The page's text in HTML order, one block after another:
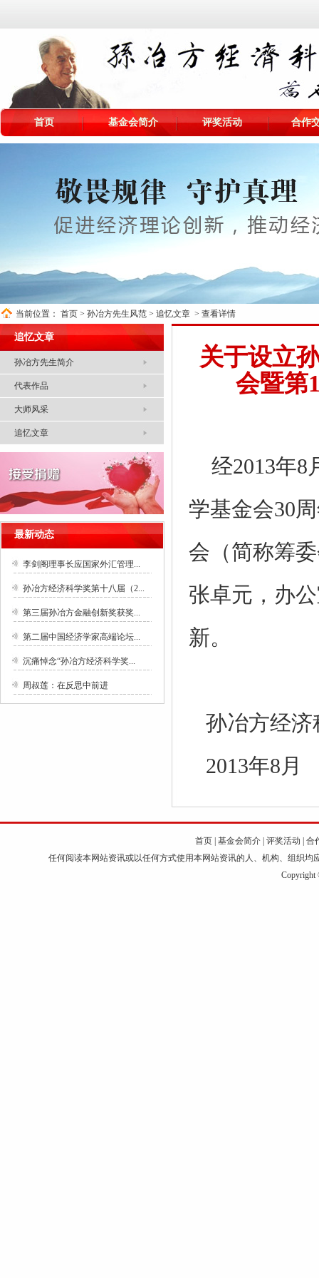
首页 基金会简介 评奖活动 合作
当前位置： 首页 > 孙冶方先生风范 > 追忆文章 > 查看详情
追忆文章
孙冶方先生简介
代表作品
大师风采
追忆文章
最新动态
李剑阁理事长应国家外汇管理...
孙冶方经济科学奖第十八届（2...
第三届孙冶方金融创新奖获奖...
第二届中国经济学家高端论坛...
沉痛悼念“孙冶方经济科学奖...
周叔莲：在反思中前进
关于设立
会暨第
经2013年8
学基金会30
会（简称筹
张卓元，办
新。
孙冶方经
2013年8月
首页 基金会简介 评奖活动
合
任何阅读本网站资讯或以任何方式使用本网站资讯的人、机构、组织